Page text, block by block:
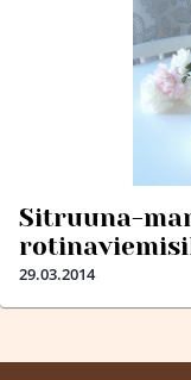
Sitruuna-
29.03.2014